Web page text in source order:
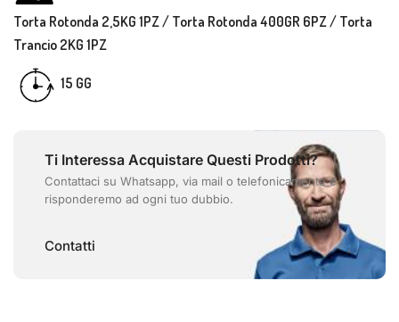
Torta Rotonda 2,5KG 1PZ / Torta Rotonda 400GR 6PZ / Torta
Trancio 2KG 1PZ
15 GG
Ti Interessa Acquistare Questi Prodotti?
Contattaci su Whatsapp, via mail o telefonicamente e
risponderemo ad ogni tuo dubbio.
Contatti